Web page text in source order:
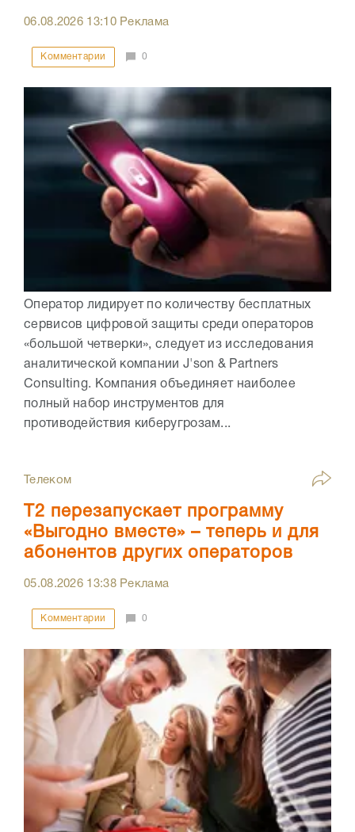
06.08.2026 13:10Реклама
Комментарии 0
Оператор лидирует по количеству бесплатных
сервисов цифровой защиты среди операторов
«большой четверки», следует из исследования
аналитической компании J'son & Partners
Consulting. Компания объединяет наиболее
полный набор инструментов для
противодействия киберугрозам...
Телеком
Т2 перезапускает программу
«Выгодно вместе» – теперь и для
абонентов других операторов
05.08.2026 13:38Реклама
Комментарии 0